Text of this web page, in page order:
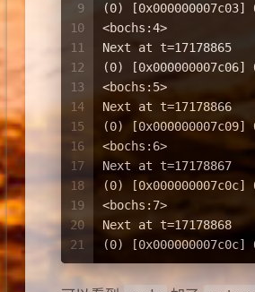
9
10
11
12
13
14
15
16
17
18
19
20
21
(0)
<bochs:4>
Next at t=17178865
(0)
<bochs:5>
Next at t=17178866
(0)
<bochs:6>
Next at t=17178867
(0)
<bochs:7>
Next at t=17178868
(0)